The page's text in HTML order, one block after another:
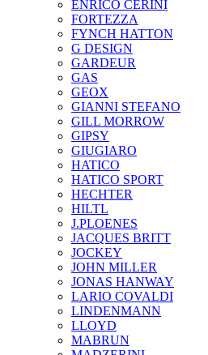
ENRICO CERINI
FORTEZZA
FYNCH HATTON
G DESIGN
GARDEUR
GAS
GEOX
GIANNI STEFANO
GILL MORROW
GIPSY
GIUGIARO
HATICO
HATICO SPORT
HECHTER
HILTL
J.PLOENES
JAСQUES BRITT
JOCKEY
JOHN MILLER
JONAS HANWAY
LARIO COVALDI
LINDENMANN
LLOYD
MABRUN